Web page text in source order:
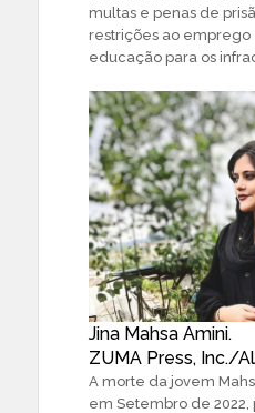
multas e penas de
restrições ao emprego
educação para os
Jina Mahsa Amini.
ZUMA Press, Inc./
A morte da jovem
em Setembro de 2022,